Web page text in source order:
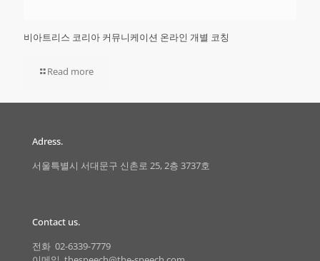
비아트리스 코리아 커뮤니케이션 온라인 개별 코칭
Read more
Adress.
서울특별시 서대문구 신촌로 25, 2층 3737호
Contact us.
전화 02-6339-7779